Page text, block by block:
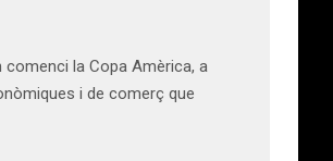
la Copa Amèrica, a
i de comerç que